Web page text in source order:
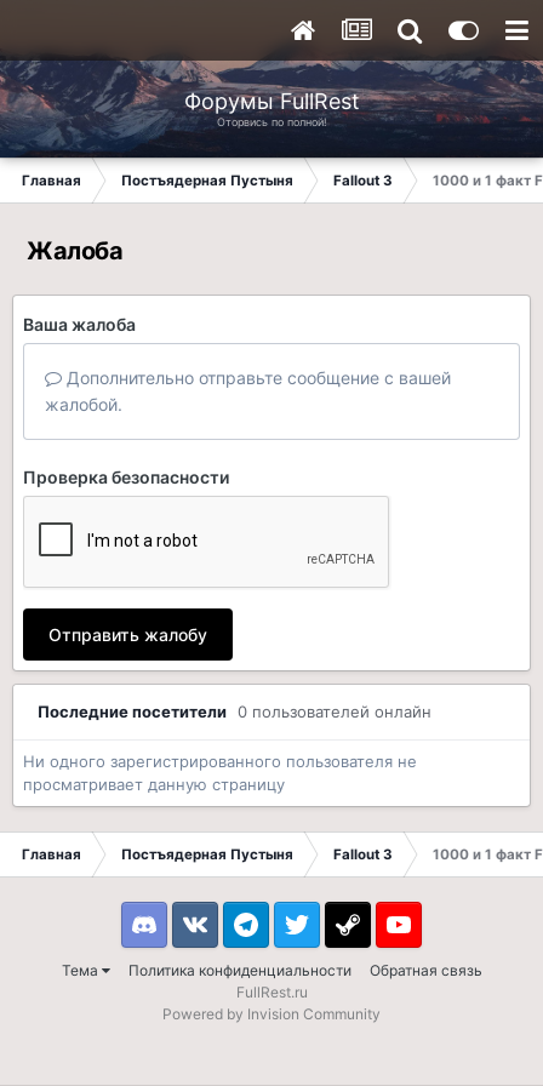
Форумы FullRest
Оторвись по полной!
Главная Постъядерная Пустыня Fallout 3 1000 и 1 факт
Жалоба
Ваша жалоба
Дополнительно отправьте сообщение с вашей
жалобой.
Проверка безопасности
Отправить жалобу
Последние посетители 0 пользователей онлайн
Ни одного зарегистрированного пользователя не
просматривает данную страницу
Главная Постъядерная Пустыня Fallout 3 1000 и 1 факт
Тема Политика конфиденциальности Обратная связь
DiscordVK TelegramTwitter Steam Youtube
FullRest.ru
Powered by Invision Community